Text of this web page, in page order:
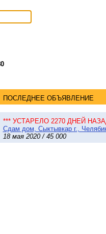
ПОСЛЕДНЕЕ ОБЪЯВЛЕНИЕ
*** УСТАРЕЛО 2270 ДНЕЙ
Сдам дом, Сыктывкар г.,
18 мая 2020 / 45 000